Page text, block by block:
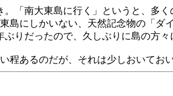
。「南大東島に行く」というと、多
島にしかいない、天然記念物の「
ぶりだったので、久しぶりに島の方
程あるのだが、それは少しおいてお